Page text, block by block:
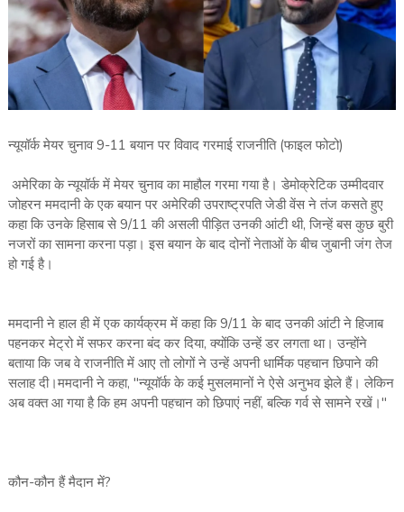
न्यूयॉर्क मेयर चुनाव 9-11 बयान पर विवाद गरमाई राजनीति (फाइल फोटो)
अमेरिका के न्यूयॉर्क में मेयर चुनाव का माहौल गरमा गया है। डेमोक्रेटिक उम्मीदवार
जोहरन ममदानी के एक बयान पर अमेरिकी उपराष्ट्रपति जेडी वेंस ने तंज कसते हुए
कहा कि उनके हिसाब से 9/11 की असली पीड़ित उनकी आंटी थी, जिन्हें बस कुछ बुरी
नजरों का सामना करना पड़ा। इस बयान के बाद दोनों नेताओं के बीच जुबानी जंग तेज
हो गई है।
ममदानी ने हाल ही में एक कार्यक्रम में कहा कि 9/11 के बाद उनकी आंटी ने हिजाब
पहनकर मेट्रो में सफर करना बंद कर दिया, क्योंकि उन्हें डर लगता था। उन्होंने
बताया कि जब वे राजनीति में आए तो लोगों ने उन्हें अपनी धार्मिक पहचान छिपाने की
सलाह दी।ममदानी ने कहा, "न्यूयॉर्क के कई मुसलमानों ने ऐसे अनुभव झेले हैं। लेकिन
अब वक्त आ गया है कि हम अपनी पहचान को छिपाएं नहीं, बल्कि गर्व से सामने रखें।"
कौन-कौन हैं मैदान में?